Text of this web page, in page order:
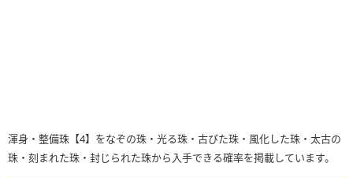
渾身・整備珠【4】をなぞの珠・光る珠・古びた珠・風化した珠・太古の
珠・刻まれた珠・封じられた珠から入手できる確率を掲載しています。